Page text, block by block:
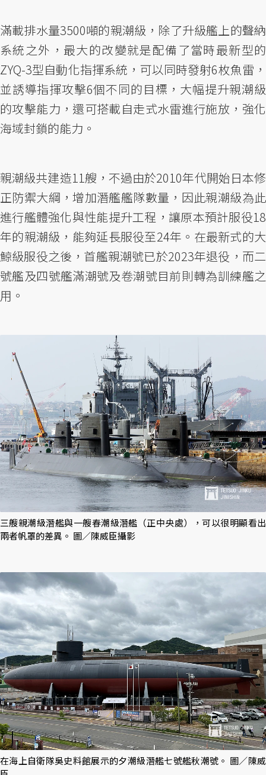
滿載排水量3500噸的親潮級，除了升級艦上的聲納
系統之外，最大的改變就是配備了當時最新型的
ZYQ-3型自動化指揮系統，可以同時發射6枚魚雷，
並誘導指揮攻擊6個不同的目標，大幅提升親潮級
的攻擊能力，還可搭載自走式水雷進行施放，強化
海域封鎖的能力。
親潮級共建造11艘，不過由於2010年代開始日本修
正防禦大綱，增加潛艦艦隊數量，因此親潮級為此
進行艦體強化與性能提升工程，讓原本預計服役18
年的親潮級，能夠延長服役至24年。在最新式的大
鯨級服役之後，首艦親潮號已於2023年退役，而二
號艦及四號艦滿潮號及卷潮號目前則轉為訓練艦之
用。
三艘親潮級潛艦與一艘春潮級潛艦（正中央處），可以很明顯看出
兩者帆罩的差異。 圖／陳威臣攝影
在海上自衛隊吳史料館展示的夕潮級潛艦七號艦秋潮號。 圖／陳威